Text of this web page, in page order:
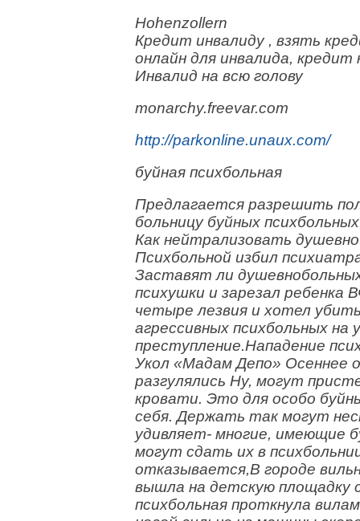
Hohenzollern
Кредит инвалиду , взять
онлайн для инвалида,
Инвалид на всю голову
monarchy.freevar.com
http://parkonline.unaux.com/
буйная психбольная
Предлагается разрешить
больницу буйных
Как нейтрализовать
Психбольной избил
Заставят ли
психушки и зарезал ребенка
четыре лезвия и хотел
агрессивных психбольных на
преступление.Нападение
Укол «Мадам Депо» Осеннее
разгулялись Ну, могут
кровати. Это для особо
себя. Держать так могут
удивляет- многие, имеющие
могут сдать их в
отказывается,В городе
вышла на детскую площадку
психбольная проткнула